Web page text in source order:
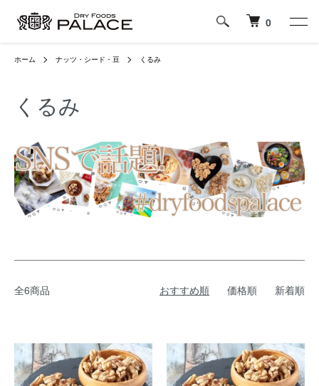
0
ホーム ナッツ・シード・豆 くるみ
くるみ
全6商品 おすすめ順 価格順 新着順